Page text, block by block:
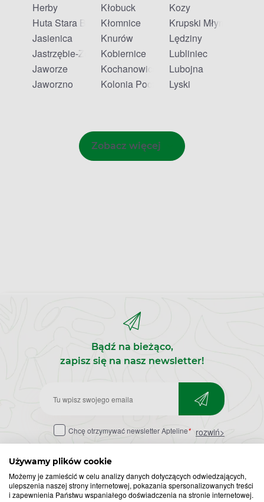
Używamy plików cookie
Możemy je zamieścić w celu analizy danych dotyczących odwiedzających,
ulepszenia naszej strony internetowej, pokazania spersonalizowanych treści
i zapewnienia Państwu wspaniałego doświadczenia na stronie internetowej.
Herby
Huta Stara B
Jasienica
Jastrzębie-Zdrój
Jaworze
Jaworzno
Kłobuck
Kłomnice
Knurów
Kobiernice
Kochanowice
Kolonia Poczesna
Kozy
Krupski Młyn
Lędziny
Lubliniec
Lubojna
Lyski
Zobacz więcej
Bądź na bieżąco,
zapisz się na nasz newsletter!
Zapisz
do
newslettera
Chcę otrzymywać newsletter Apteline* rozwiń>